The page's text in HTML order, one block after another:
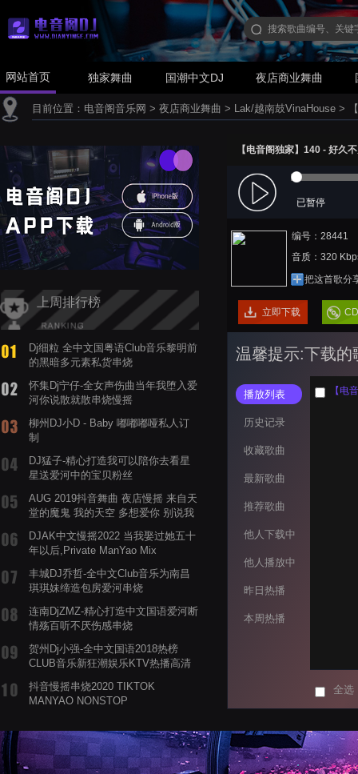
网站首页 独家舞曲 国潮中文DJ 夜店商业舞曲
目前位置： 电音阁音乐网 > 夜店商业舞曲 > Lak/越南鼓VinaHouse >
上周排行榜
Dj细粒 全中文国粤语Club音乐黎明前
的黑暗多元素私货串烧
怀集Dj宁仔-全女声伤曲当年我堕入爱
河你说散就散串烧慢摇
柳州DJ小D - Baby 嘟嘟嘟哑私人订
制
DJ猛子-精心打造我可以陪你去看星
星送爱河中的宝贝粉丝
AUG 2019抖音舞曲 夜店慢摇 来自天
堂的魔鬼 我的天空 多想爱你 别说我
DJAK中文慢摇2022 当我娶过她五十
年以后,Private ManYao Mix
丰城DJ乔哲-全中文Club音乐为南昌
琪琪妹缔造包房爱河串烧
连南DjZMZ-精心打造中文国语爱河断
情殇百听不厌伤感串烧
贺州Dj小强-全中文国语2018热榜
CLUB音乐新狂潮娱乐KTV热播高清
抖音慢摇串烧2020 TIKTOK
MANYAO NONSTOP
蝉爸爸妈妈爱存在夏天的风是想你的
声音啊
【电音阁独家】140 - 好
已暂停
编号：28441
音质：320
把这首歌分
立即下载
温馨提示:下载的
播放列表
历史记录
收藏歌曲
最新歌曲
推荐歌曲
他人下载中
他人播放中
昨日热播
本周热播
全选